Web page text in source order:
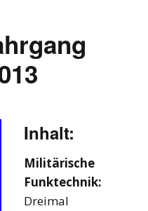
Inhalt:
Militärische
Funktechnik:
Dreimal